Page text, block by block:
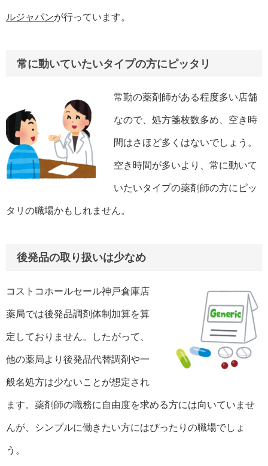
ルジャパンが行っています。
常に動いていたいタイプの方にピッタリ
常勤の薬剤師がある程度多い店舗
なので、処方箋枚数多め、空き時
間はさほど多くはないでしょう。
空き時間が多いより、常に動いて
いたいタイプの薬剤師の方にピッ
タリの職場かもしれません。
後発品の取り扱いは少なめ
コストコホールセール神戸倉庫店
薬局では後発品調剤体制加算を算
定しておりません。したがって、
他の薬局より後発品代替調剤や一
般名処方は少ないことが想定され
ます。薬剤師の職務に自由度を求める方には向いていませ
んが、シンプルに働きたい方にはぴったりの職場でしょ
う。